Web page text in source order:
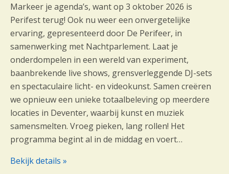
Markeer je agenda’s, want op 3 oktober 2026 is
Perifest terug! Ook nu weer een onvergetelijke
ervaring, gepresenteerd door De Perifeer, in
samenwerking met Nachtparlement. Laat je
onderdompelen in een wereld van experiment,
baanbrekende live shows, grensverleggende DJ-sets
en spectaculaire licht- en videokunst. Samen creëren
we opnieuw een unieke totaalbeleving op meerdere
locaties in Deventer, waarbij kunst en muziek
samensmelten. Vroeg pieken, lang rollen! Het
programma begint al in de middag en voert…
Bekijk details »